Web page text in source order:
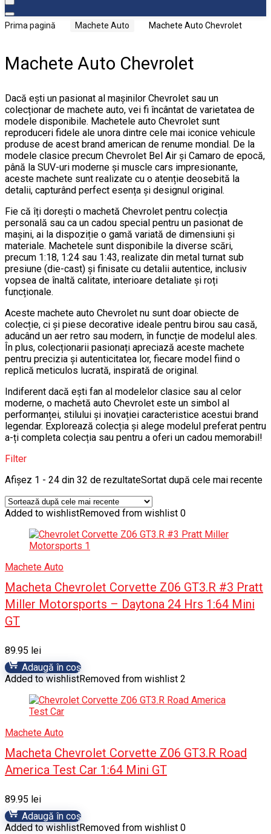
Prima pagină Machete Auto Machete Auto Chevrolet
Machete Auto Chevrolet
Dacă ești un pasionat al mașinilor Chevrolet sau un
colecționar de machete auto, vei fi încântat de varietatea de
modele disponibile. Machetele auto Chevrolet sunt
reproduceri fidele ale unora dintre cele mai iconice vehicule
produse de acest brand american de renume mondial. De la
modele clasice precum Chevrolet Bel Air și Camaro de epocă,
până la SUV-uri moderne și muscle cars impresionante,
aceste machete sunt realizate cu o atenție deosebită la
detalii, capturând perfect esența și designul original.
Fie că îți dorești o machetă Chevrolet pentru colecția
personală sau ca un cadou special pentru un pasionat de
mașini, ai la dispoziție o gamă variată de dimensiuni și
materiale. Machetele sunt disponibile la diverse scări,
precum 1:18, 1:24 sau 1:43, realizate din metal turnat sub
presiune (die-cast) și finisate cu detalii autentice, inclusiv
vopsea de înaltă calitate, interioare detaliate și roți
funcționale.
Aceste machete auto Chevrolet nu sunt doar obiecte de
colecție, ci și piese decorative ideale pentru birou sau casă,
aducând un aer retro sau modern, în funcție de modelul ales.
În plus, colecționarii pasionați apreciază aceste machete
pentru precizia și autenticitatea lor, fiecare model fiind o
replică meticulos lucrată, inspirată de original.
Indiferent dacă ești fan al modelelor clasice sau al celor
moderne, o machetă auto Chevrolet este un simbol al
performanței, stilului și inovației caracteristice acestui brand
legendar. Explorează colecția și alege modelul preferat pentru
a-ți completa colecția sau pentru a oferi un cadou memorabil!
Filter
Afișez 1 - 24 din 32 de rezultateSortat după cele mai recente
Added to wishlistRemoved from wishlist 0
Machete Auto
Macheta Chevrolet Corvette Z06 GT3.R #3 Pratt
Miller Motorsports – Daytona 24 Hrs 1:64 Mini
GT
89.95 lei
Adaugă în coș
Added to wishlistRemoved from wishlist 2
Machete Auto
Macheta Chevrolet Corvette Z06 GT3.R Road
America Test Car 1:64 Mini GT
89.95 lei
Adaugă în coș
Added to wishlistRemoved from wishlist 0